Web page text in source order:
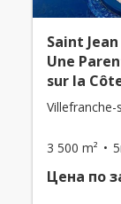
Saint
Une
sur la
3 500 m²
Цена по